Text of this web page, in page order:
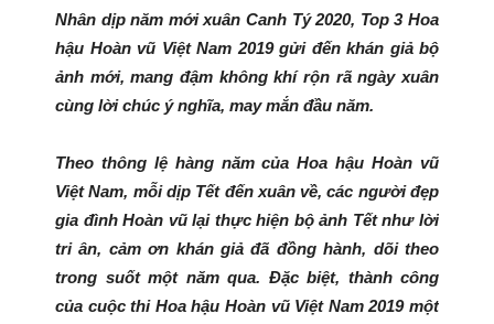
Nhân dịp năm mới xuân Canh Tý 2020, Top 3 Hoa
hậu Hoàn vũ Việt Nam 2019 gửi đến khán giả bộ
ảnh mới, mang đậm không khí rộn rã ngày xuân
cùng lời chúc ý nghĩa, may mắn đầu năm.
Theo thông lệ hàng năm của Hoa hậu Hoàn vũ
Việt Nam, mỗi dịp Tết đến xuân về, các người đẹp
gia đình Hoàn vũ lại thực hiện bộ ảnh Tết như lời
tri ân, cảm ơn khán giả đã đồng hành, dõi theo
trong suốt một năm qua. Đặc biệt, thành công
của cuộc thi Hoa hậu Hoàn vũ Việt Nam 2019 một